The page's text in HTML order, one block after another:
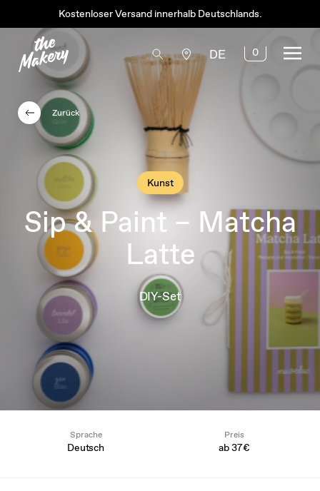
Kostenloser Versand innerhalb Deutschlands.
DE 0
Kunst
Sip & Paint – Matcha
Latte
DIY-Set
Zurück
Sprache
Deutsch
Preis
ab37€